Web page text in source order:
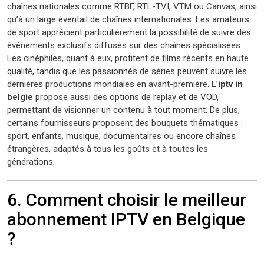
chaînes nationales comme RTBF, RTL-TVI, VTM ou Canvas, ainsi
qu’à un large éventail de chaînes internationales. Les amateurs
de sport apprécient particulièrement la possibilité de suivre des
événements exclusifs diffusés sur des chaînes spécialisées.
Les cinéphiles, quant à eux, profitent de films récents en haute
qualité, tandis que les passionnés de séries peuvent suivre les
dernières productions mondiales en avant-première. L’iptv in
belgie propose aussi des options de replay et de VOD,
permettant de visionner un contenu à tout moment. De plus,
certains fournisseurs proposent des bouquets thématiques :
sport, enfants, musique, documentaires ou encore chaînes
étrangères, adaptés à tous les goûts et à toutes les
générations.
6. Comment choisir le meilleur
abonnement IPTV en Belgique
?